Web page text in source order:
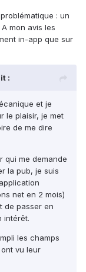
: un
mon avis les
in-app que sur
:
et je
le plaisir, je met
de me dire
qui me demande
la pub, je suis
net en 2 mois)
de passer en
intérêt.
les champs
vu leur